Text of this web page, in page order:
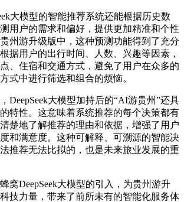
大模型的智能推荐系统还能根据历史数
用户的需求和偏好，提供更加精准和个性
州游升级版中，这种预测功能得到了充分
据用户的出行时间、人数、兴趣等因素，
、住宿和交通方式，避免了用户在众多的
式中进行筛选和组合的烦恼。
大模型加持后的“AI游贵州”还具
特性。这意味着系统推荐的每个决策都有
楚地了解推荐的理由和依据，增强了用户
和满意度。这种可解释、可溯源的智能决
推荐无法比拟的，也是未来旅业发展的重
DeepSeek大模型的引入，为贵州游升
技力量，带来了前所未有的智能化服务体